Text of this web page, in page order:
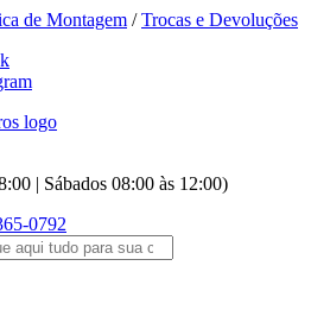
de Montagem /Trocas e Devoluções
| Sábados 08:00 às 12:00)
0792